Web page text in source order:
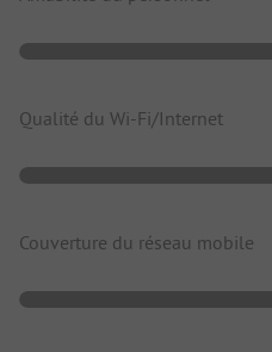
Qualité du Wi-Fi/Internet
Couverture du réseau mobile